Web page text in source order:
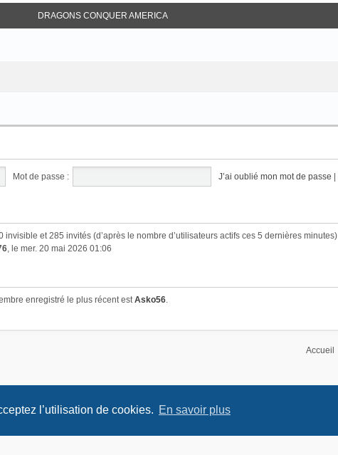
l’utilisation de cookies. En savoir plus
DRAGONS CONQUER AMERICA
Mot de passe : J’ai oublié mon mot de passe |
et 285 invités (d’après le nombre d’utilisateurs actifs ces 5 dernières minutes)
, le mer. 20 mai 2026 01:06
enregistré le plus récent estAsko56.
Accueil